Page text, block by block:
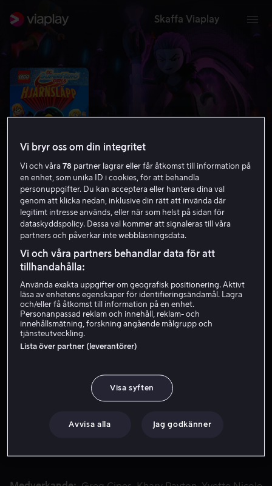
Skaffa Viaplay
Lego DC Super Hero Girls: Brain
Drain
5.8 Action Animation 2017 1 h 12 min
HD
Hyr 49 kr
ihåg måndagen på Super Hero High, måste de försöka
Vi bryr oss om din integritet
Vi och våra78 partner lagrar eller får åtkomst till information på
en enhet, som unika ID i cookies, för att behandla
personuppgifter. Du kan acceptera eller hantera dina val
genom att klicka nedan, inklusive din rätt att invända där
legitimt intresse används, eller när som helst på sidan för
dataskyddspolicy. Dessa val kommer att signaleras till våra
partners och påverkar inte webbläsningsdata.
Vi och våra partners behandlar data för att
tillhandahålla:
Använda exakta uppgifter om geografisk positionering. Aktivt
läsa av enhetens egenskaper för identifieringsändamål. Lagra
och/eller få åtkomst till information på en enhet.
Personanpassad reklam och innehåll, reklam- och
innehållsmätning, forskning angående målgrupp och
tjänsteutveckling.
Lista över partner (leverantörer)
Visa syften
Avvisa alla Jag godkänner